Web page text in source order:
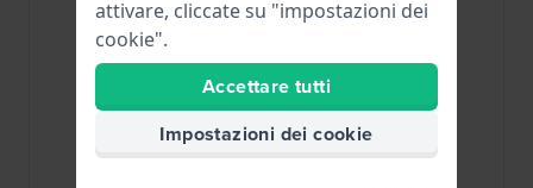
attivare, cliccate su "impostazioni dei
cookie".
Accettare tutti
Impostazioni dei cookie